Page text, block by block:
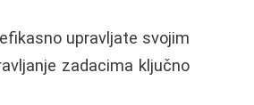
upravljate svojim
zadacima ključno